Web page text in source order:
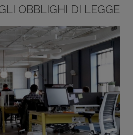
OBBLIGHI DI LEGGE